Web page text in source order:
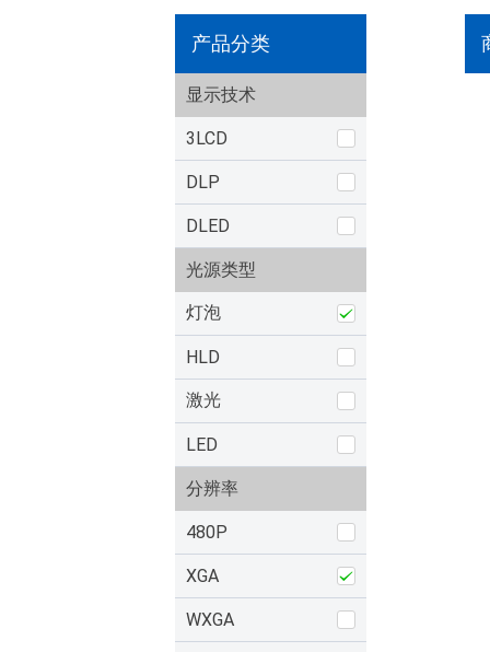
产品分类
显示技术
3LCD
DLP
DLED
光源类型
灯泡
HLD
激光
LED
分辨率
480P
XGA
WXGA